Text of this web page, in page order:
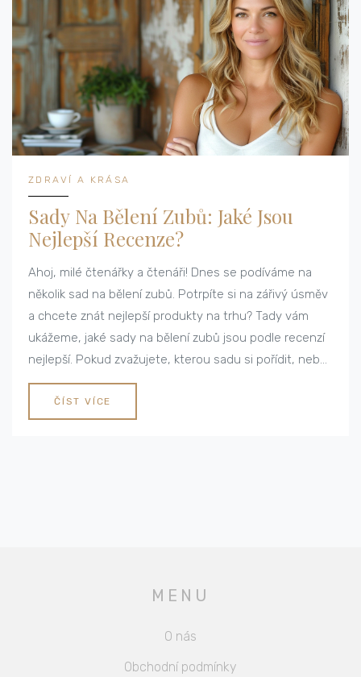
ZDRAVÍ A KRÁSA
Sady Na Bělení Zubů: Jaké Jsou
Nejlepší Recenze?
Ahoj, milé čtenářky a čtenáři! Dnes se podíváme na
několik sad na bělení zubů. Potrpíte si na zářivý úsměv
a chcete znát nejlepší produkty na trhu? Tady vám
ukážeme, jaké sady na bělení zubů jsou podle recenzí
nejlepší. Pokud zvažujete, kterou sadu si pořídit, nebo
jen hledáte nějaké informace, buďte se mnou, protože
tohle bude náš dnešní téma!
ČÍST VÍCE
MENU
O nás
Obchodní podmínky